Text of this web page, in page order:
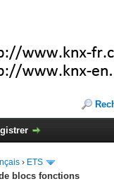
› ETS
blocs fonctions